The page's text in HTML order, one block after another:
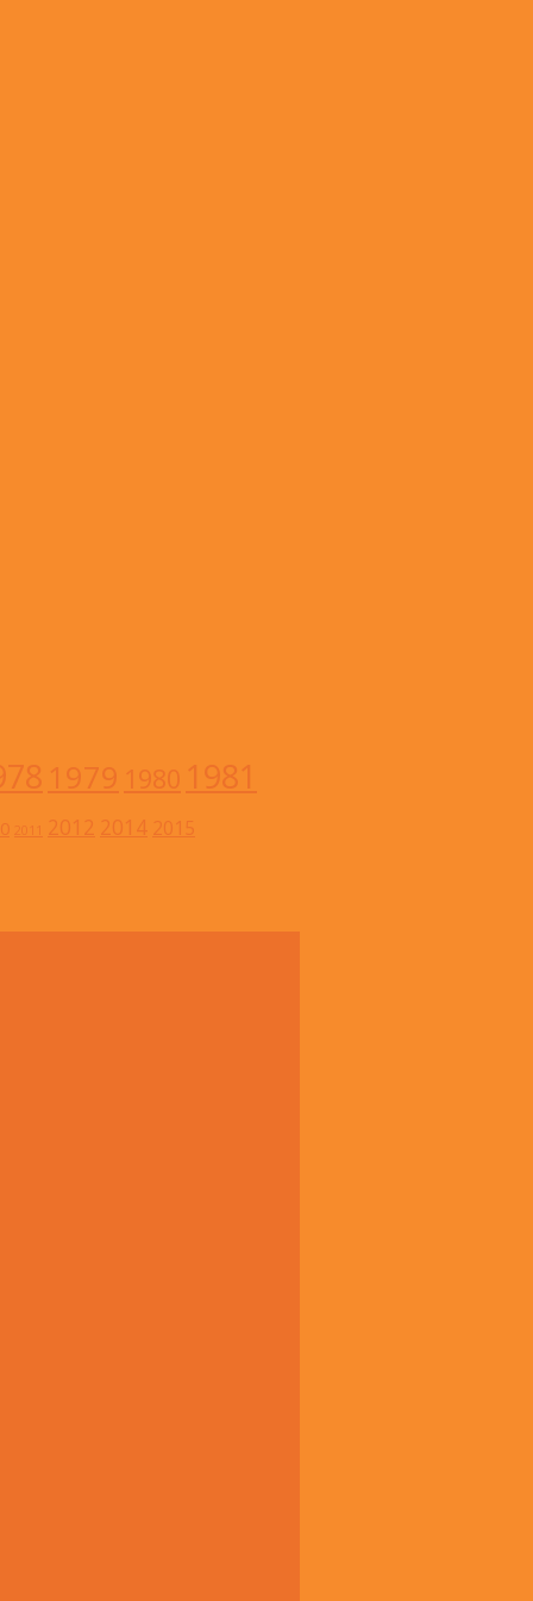
1979 1980 1981
2011 2012 2014 2015